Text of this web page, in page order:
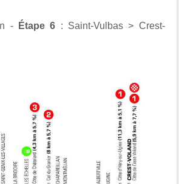
- Étape 6 : Saint-Vulbas > Crest-